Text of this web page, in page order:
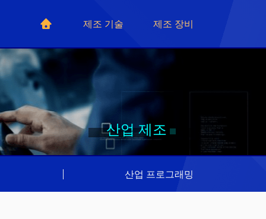
제조 기술 제조 장비
산업 제조
산업 프로그래밍